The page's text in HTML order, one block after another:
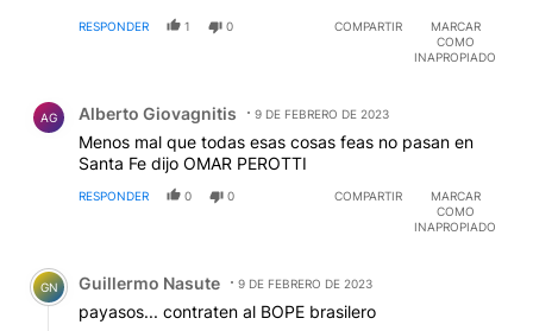
conurbano bonaerense. Para que queremos Netflix?
RESPONDER 1 0 COMPARTIR
MARCAR
COMO
INAPROPIADO
AG Alberto Giovagnitis 9 DE FEBRERO DE 2023
Menos mal que todas esas cosas feas no pasan en
Santa Fe dijo OMAR PEROTTI
RESPONDER 0 0 COMPARTIR
MARCAR
COMO
INAPROPIADO
Comentario de Guillermo Nasute.
GN Guillermo Nasute 9 DE FEBRERO DE 2023
payasos... contraten al BOPE brasilero